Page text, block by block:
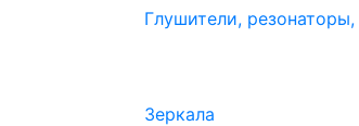
Глушители,
Зеркала